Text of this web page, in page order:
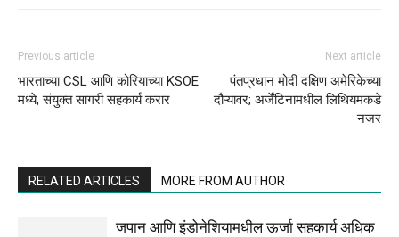
Previous article
भारताच्या CSL आणि कोरियाच्या KSOE
मध्ये, संयुक्त सागरी सहकार्य करार
Next article
पंतप्रधान मोदी दक्षिण अमेरिकेच्या
दौऱ्यावर; अर्जेंटिनामधील लिथियमकडे
नजर
RELATED ARTICLES MORE FROM AUTHOR
जपान आणि इंडोनेशियामधील ऊर्जा सहकार्य अधिक